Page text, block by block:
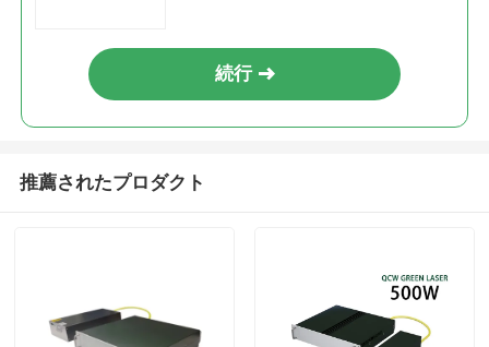
続行
推薦されたプロダクト